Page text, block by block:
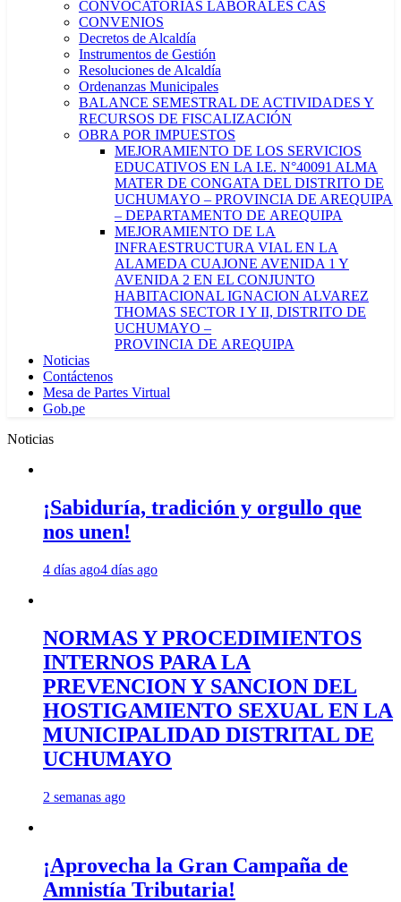
CONVOCATORIAS LABORALES CAS
CONVENIOS
Decretos de Alcaldía
Instrumentos de Gestión
Resoluciones de Alcaldía
Ordenanzas Municipales
BALANCE SEMESTRAL DE ACTIVIDADES Y
RECURSOS DE FISCALIZACIÓN
OBRA POR IMPUESTOS
MEJORAMIENTO DE LOS SERVICIOS
EDUCATIVOS EN LA I.E. N°40091 ALMA
MATER DE CONGATA DEL DISTRITO DE
UCHUMAYO – PROVINCIA DE AREQUIPA
– DEPARTAMENTO DE AREQUIPA
MEJORAMIENTO DE LA
INFRAESTRUCTURA VIAL EN LA
ALAMEDA CUAJONE AVENIDA 1 Y
AVENIDA 2 EN EL CONJUNTO
HABITACIONAL IGNACION ALVAREZ
THOMAS SECTOR I Y II, DISTRITO DE
UCHUMAYO –
PROVINCIA DE AREQUIPA
Noticias
Contáctenos
Mesa de Partes Virtual
Gob.pe
Noticias
¡Sabiduría, tradición y orgullo que
nos unen!
4 días ago4 días ago
NORMAS Y PROCEDIMIENTOS
INTERNOS PARA LA
PREVENCION Y SANCION DEL
HOSTIGAMIENTO SEXUAL EN LA
MUNICIPALIDAD DISTRITAL DE
UCHUMAYO
2 semanas ago
¡Aprovecha la Gran Campaña de
Amnistía Tributaria!